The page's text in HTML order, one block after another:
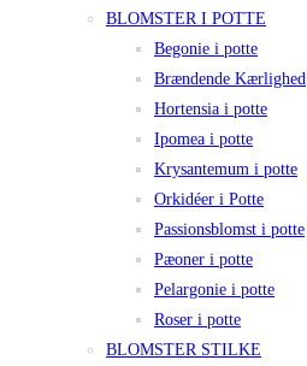
BLOMSTER I POTTE
Begonie i potte
Brændende Kærlighed
Hortensia i potte
Ipomea i potte
Krysantemum i potte
Orkidéer i Potte
Passionsblomst i potte
Pæoner i potte
Pelargonie i potte
Roser i potte
BLOMSTER STILKE